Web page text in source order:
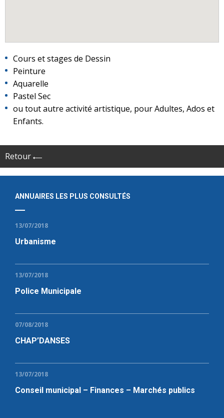
Cours et stages de Dessin
Peinture
Aquarelle
Pastel Sec
ou tout autre activité artistique, pour Adultes, Ados et
Enfants.
Retour
ANNUAIRES LES PLUS CONSULTÉS
13/07/2018
Urbanisme
13/07/2018
Police Municipale
07/08/2018
CHAP’DANSES
13/07/2018
Conseil municipal – Finances – Marchés publics